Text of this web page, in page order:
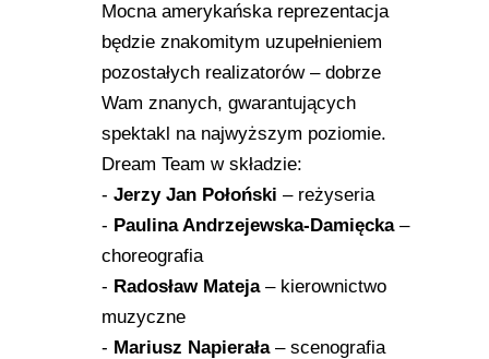
Mocna amerykańska reprezentacja
będzie znakomitym uzupełnieniem
pozostałych realizatorów – dobrze
Wam znanych, gwarantujących
spektakl na najwyższym poziomie.
Dream Team w składzie:
- Jerzy Jan Połoński – reżyseria
- Paulina Andrzejewska-Damięcka–
choreografia
- Radosław Mateja– kierownictwo
muzyczne
- Mariusz Napierała– scenografia